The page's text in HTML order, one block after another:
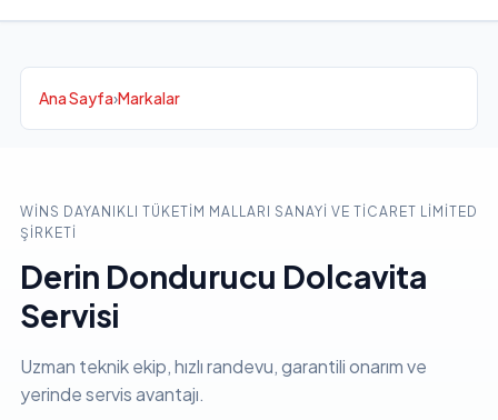
Ana Sayfa›Markalar
WINS DAYANIKLI TÜKETIM MALLARI SANAYI VE TICARET LIMITED
ŞIRKETI
Derin Dondurucu Dolcavita
Servisi
Uzman teknik ekip, hızlı randevu, garantili onarım ve
yerinde servis avantajı.